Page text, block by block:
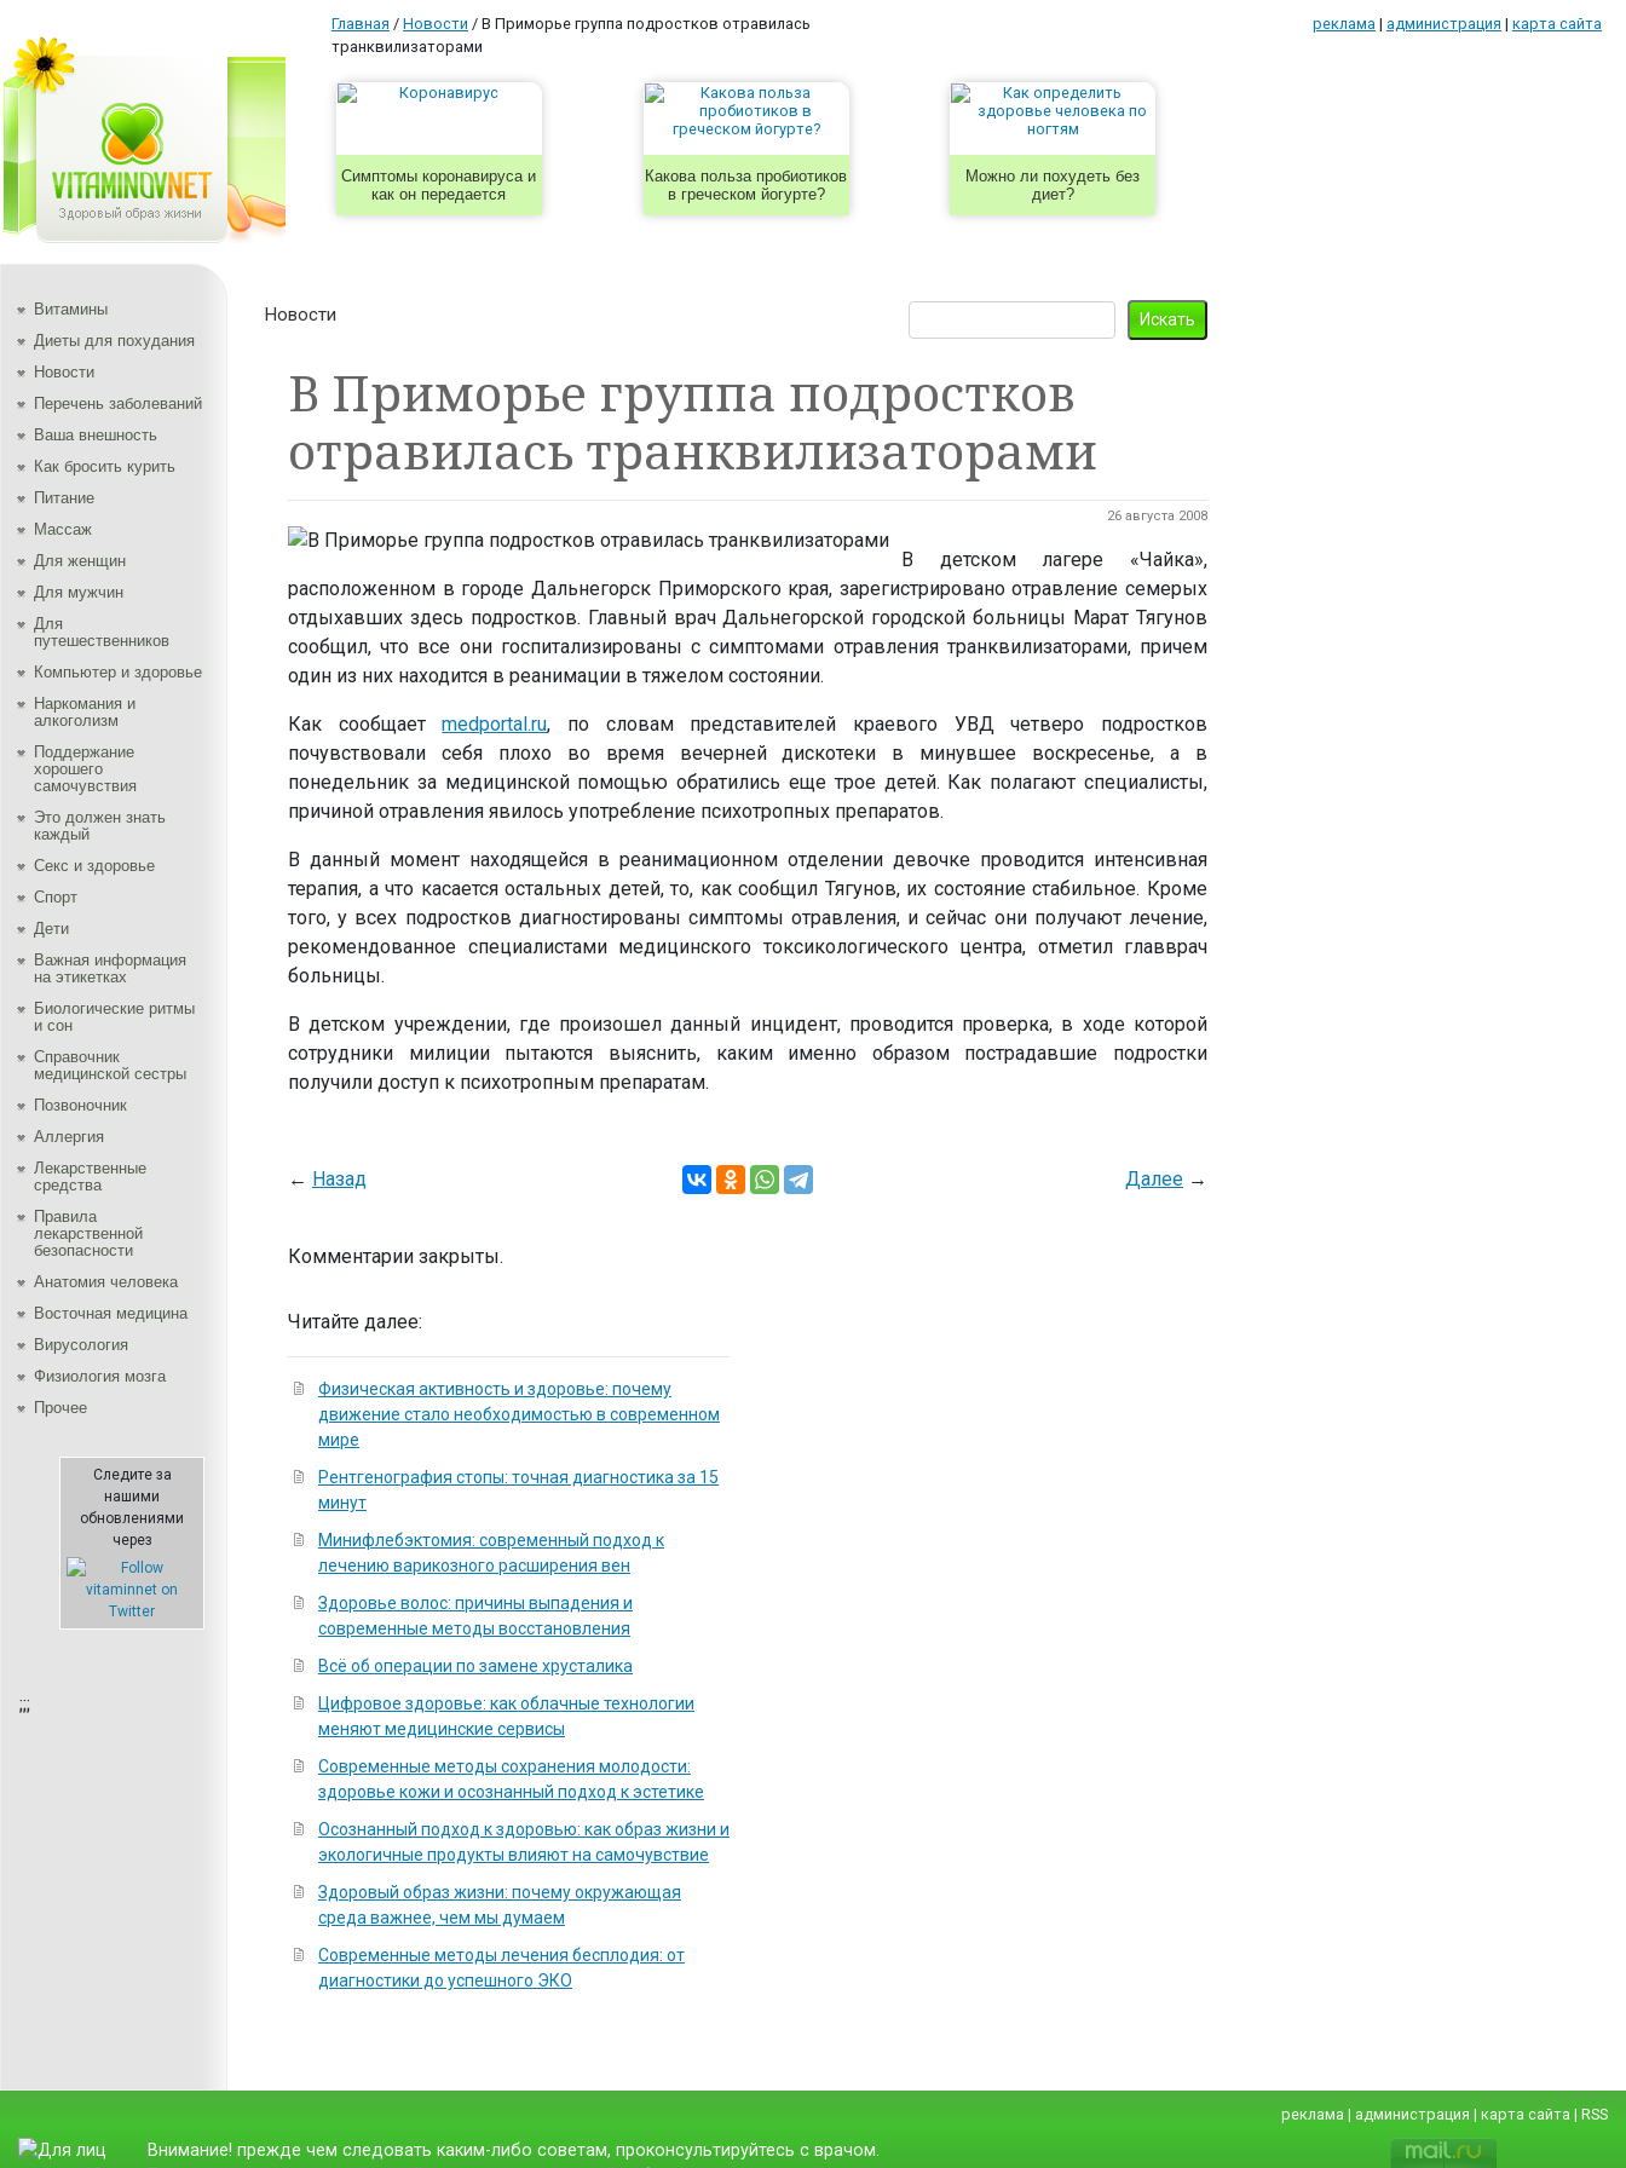
Главная / Новости / В Приморье группа подростков отравилась
транквилизаторами
реклама | администрация | карта сайта
Симптомы коронавируса и
как он передается
Какова польза пробиотиков
в греческом йогурте?
Можно ли похудеть без
диет?
Витамины
Диеты для похудания
Новости
Перечень заболеваний
Ваша внешность
Как бросить курить
Питание
Массаж
Для женщин
Для мужчин
Для
путешественников
Компьютер и здоровье
Наркомания и
алкоголизм
Поддержание
хорошего
самочувствия
Это должен знать
каждый
Секс и здоровье
Спорт
Дети
Важная информация
на этикетках
Биологические ритмы
и сон
Справочник
медицинской сестры
Позвоночник
Аллергия
Лекарственные
средства
Правила
лекарственной
безопасности
Aнатомия человека
Восточная медицина
Вирусология
Физиология мозга
Прочее
Следите за
нашими
обновлениями
через
;;;
Новости
В Приморье группа подростков
отравилась транквилизаторами
26 августа 2008
В детском лагере «Чайка»,
расположенном в городе Дальнегорск Приморского края, зарегистрировано отравление семерых
отдыхавших здесь подростков. Главный врач Дальнегорской городской больницы Марат Тягунов
сообщил, что все они госпитализированы с симптомами отравления транквилизаторами, причем
один из них находится в реанимации в тяжелом состоянии.
Как сообщаетmedportal.ru, по словам представителей краевого УВД четверо подростков
почувствовали себя плохо во время вечерней дискотеки в минувшее воскресенье, а в
понедельник за медицинской помощью обратились еще трое детей. Как полагают специалисты,
причиной отравления явилось употребление психотропных препаратов.
В данный момент находящейся в реанимационном отделении девочке проводится интенсивная
терапия, а что касается остальных детей, то, как сообщил Тягунов, их состояние стабильное. Кроме
того, у всех подростков диагностированы симптомы отравления, и сейчас они получают лечение,
рекомендованное специалистами медицинского токсикологического центра, отметил главврач
больницы.
В детском учреждении, где произошел данный инцидент, проводится проверка, в ходе которой
сотрудники милиции пытаются выяснить, каким именно образом пострадавшие подростки
получили доступ к психотропным препаратам.
← Назад Далее→
Комментарии закрыты.
Читайте далее:
Физическая активность и здоровье: почему
движение стало необходимостью в современном
мире
Рентгенография стопы: точная диагностика за 15
минут
Минифлебэктомия: современный подход к
лечению варикозного расширения вен
Здоровье волос: причины выпадения и
современные методы восстановления
Всё об операции по замене хрусталика
Цифровое здоровье: как облачные технологии
меняют медицинские сервисы
Современные методы сохранения молодости:
здоровье кожи и осознанный подход к эстетике
Осознанный подход к здоровью: как образ жизни и
экологичные продукты влияют на самочувствие
Здоровый образ жизни: почему окружающая
среда важнее, чем мы думаем
Современные методы лечения бесплодия: от
диагностики до успешного ЭКО
реклама | администрация | карта сайта | RSS
Внимание! прежде чем следовать каким-либо советам, проконсультируйтесь с врачом.